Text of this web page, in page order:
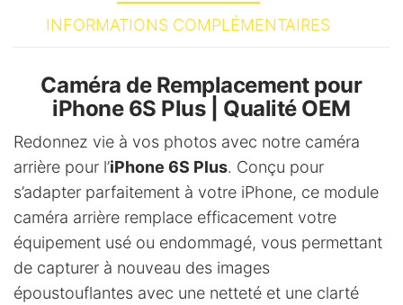
:
INFORMATIONS COMPLÉMENTAIRES
Caméra de Remplacement pour
iPhone 6S Plus | Qualité OEM
Redonnez vie à vos photos avec notre caméra
arrière pour l’iPhone 6S Plus. Conçu pour
s’adapter parfaitement à votre iPhone, ce module
caméra arrière remplace efficacement votre
équipement usé ou endommagé, vous permettant
de capturer à nouveau des images
époustouflantes avec une netteté et une clarté